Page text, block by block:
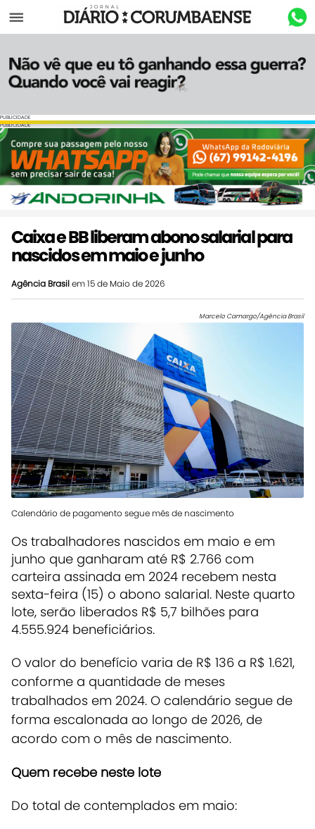
Menu
PUBLICIDADE
PUBLICIDADE
Caixa e BB liberam abono salarial para
nascidos em maio e junho
Agência Brasilem 15 de Maio de 2026
Marcelo Camargo/Agência Brasil
Calendário de pagamento segue mês de nascimento
Os trabalhadores nascidos em maio e em
junho que ganharam até R$ 2.766 com
carteira assinada em 2024 recebem nesta
sexta-feira (15) o abono salarial. Neste quarto
lote, serão liberados R$ 5,7 bilhões para
4.555.924 beneficiários.
O valor do benefício varia de R$ 136 a R$ 1.621,
conforme a quantidade de meses
trabalhados em 2024. O calendário segue de
forma escalonada ao longo de 2026, de
acordo com o mês de nascimento.
Quem recebe neste lote
Do total de contemplados em maio: